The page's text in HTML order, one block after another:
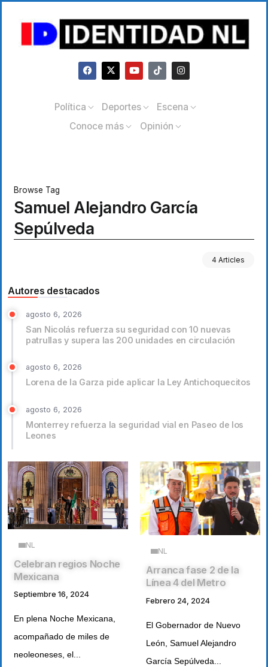
Política Deportes
Escena
Conoce más
Opinión
Browse Tag
Samuel Alejandro García
Sepúlveda
4 Articles
Autores destacados
agosto 6, 2026
San Nicolás refuerza su seguridad con 10 nuevas
patrullas y supera las 200 unidades en circulación
agosto 6, 2026
Lorena de la Garza pide aplicar la Ley Antichoquecitos
agosto 6, 2026
Monterrey refuerza la seguridad vial en Paseo de los
Leones
NL
Celebran regios Noche
Mexicana
Septiembre 16, 2024
En plena Noche Mexicana,
acompañado de miles de
neoleoneses, el...
NL
Arranca fase 2 de la
Línea 4 del Metro
Febrero 24, 2024
El Gobernador de Nuevo
León, Samuel Alejandro
García Sepúlveda...